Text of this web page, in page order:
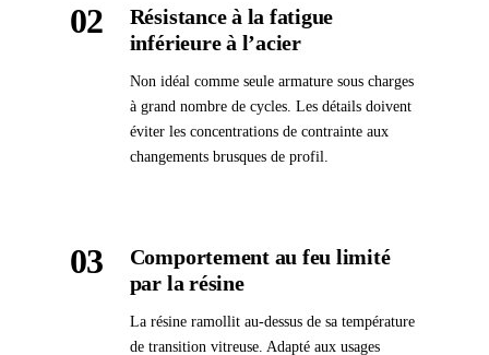
02
Résistance à la fatigue
inférieure à l’acier
Non idéal comme seule armature sous charges
à grand nombre de cycles. Les détails doivent
éviter les concentrations de contrainte aux
changements brusques de profil.
03
Comportement au feu limité
par la résine
La résine ramollit au-dessus de sa température
de transition vitreuse. Adapté aux usages